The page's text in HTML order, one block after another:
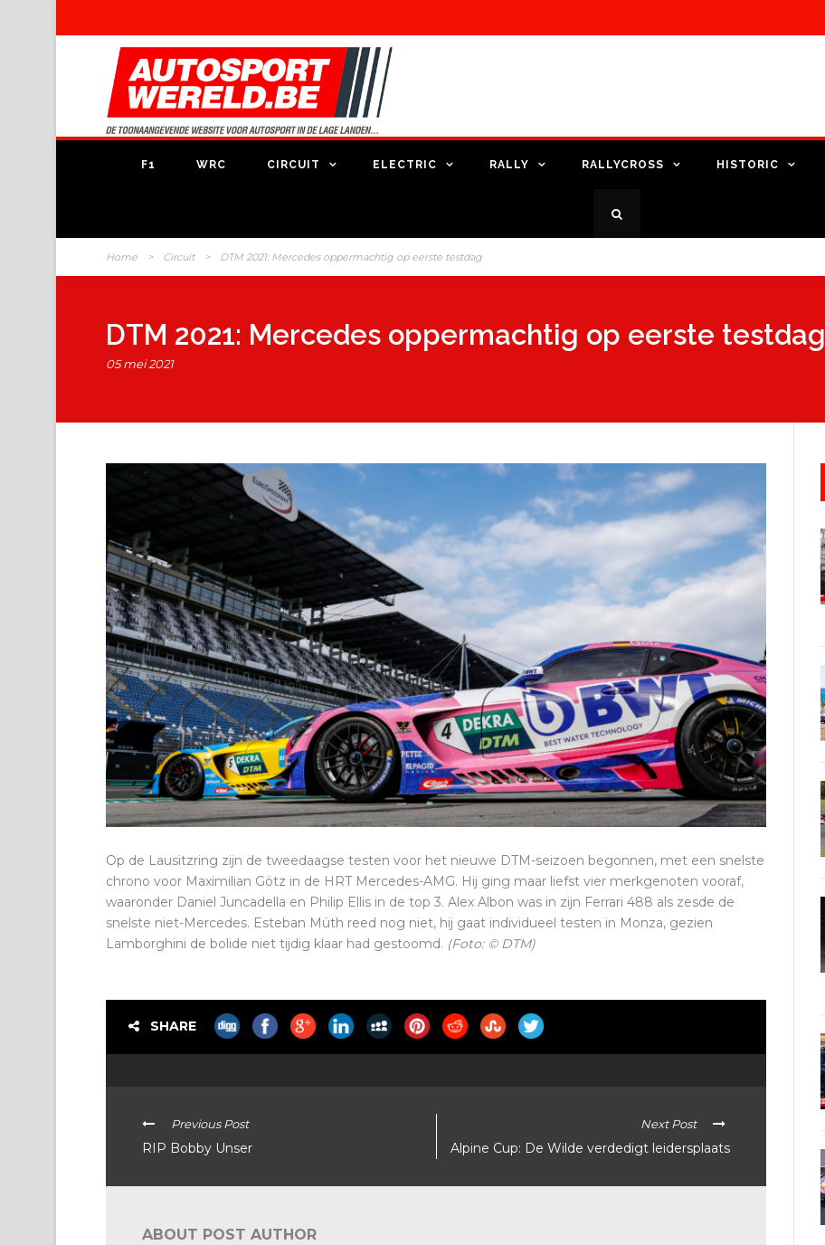
F1 WRC CIRCUIT ELECTRIC RALLY RALLYCROSS HISTORIC
Home > Circuit > DTM 2021: Mercedes oppermachtig op eerste testdag
DTM 2021: Mercedes oppermachtig op eerste testdag
05 mei 2021
Op de Lausitzring zijn de tweedaagse testen voor het nieuwe DTM-seizoen begonnen, met een snelste
chrono voor Maximilian Götz in de HRT Mercedes-AMG. Hij ging maar liefst vier merkgenoten vooraf,
waaronder Daniel Juncadella en Philip Ellis in de top 3. Alex Albon was in zijn Ferrari 488 als zesde de
snelste niet-Mercedes. Esteban Müth reed nog niet, hij gaat individueel testen in Monza, gezien
Lamborghini de bolide niet tijdig klaar had gestoomd. (Foto: © DTM)
SHARE
Previous Post
RIP Bobby Unser
Next Post
Alpine Cup: De Wilde verdedigt leidersplaats
ABOUT POST AUTHOR